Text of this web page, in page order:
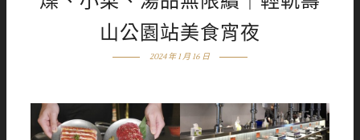
山公園站美食宵夜
2024 年 1 月 16 日